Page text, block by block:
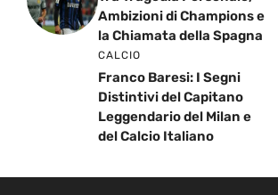
Ambizioni di Champions e
la Chiamata della Spagna
CALCIO
Franco Baresi: I Segni
Distintivi del Capitano
Leggendario del Milan e
del Calcio Italiano